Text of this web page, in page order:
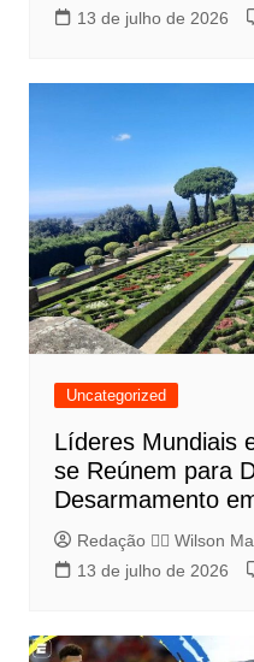
13 de julho de 2026
Uncategorized
Líderes Mundiais
se Reúnem para
Desarmamento
Redação 👨‍⚖️​ Wilson
13 de julho de 2026